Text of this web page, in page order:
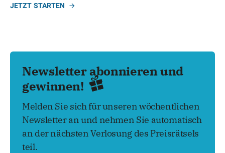
JETZT STARTEN
Newsletter abonnieren und
gewinnen!
Melden Sie sich für unseren wöchentlichen
Newsletter an und nehmen Sie automatisch
an der nächsten Verlosung des Preisrätsels
teil.